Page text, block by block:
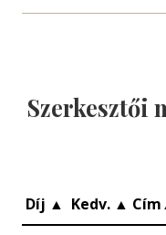
Szerkesztői
Díj ▲ Kedv. ▲ Cím